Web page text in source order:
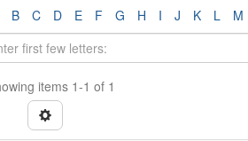
B C D E F G H I J K L M
items 1-1 of 1